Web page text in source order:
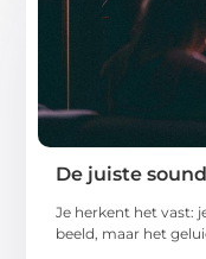
De juiste
Je herkent het vast:
beeld, maar het